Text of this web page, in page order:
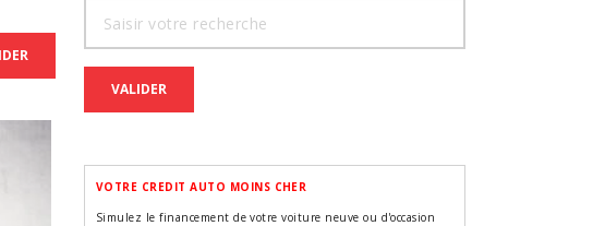
VALIDER
VOTRE CREDIT AUTO MOINS CHER
Simulez le financement de votre voiture neuve ou d'occasion